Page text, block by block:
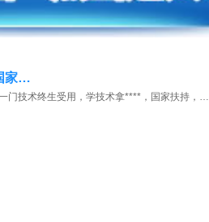
家…
门技术终生受用，学技术拿****，国家扶持，…